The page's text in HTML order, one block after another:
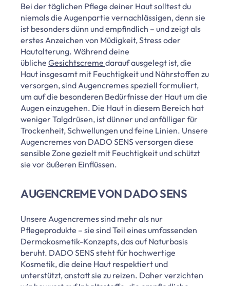
Bei der täglichen Pflege deiner Haut solltest du
niemals die Augenpartie vernachlässigen, denn sie
ist besonders dünn und empfindlich – und zeigt als
erstes Anzeichen von Müdigkeit, Stress oder
Hautalterung. Während deine
übliche Gesichtscreme darauf ausgelegt ist, die
Haut insgesamt mit Feuchtigkeit und Nährstoffen zu
versorgen, sind Augencremes speziell formuliert,
um auf die besonderen Bedürfnisse der Haut um die
Augen einzugehen. Die Haut in diesem Bereich hat
weniger Talgdrüsen, ist dünner und anfälliger für
Trockenheit, Schwellungen und feine Linien. Unsere
Augencremes von DADO SENS versorgen diese
sensible Zone gezielt mit Feuchtigkeit und schützt
sie vor äußeren Einflüssen.
AUGENCREME VON DADO SENS
Unsere Augencremes sind mehr als nur
Pflegeprodukte – sie sind Teil eines umfassenden
Dermakosmetik-Konzepts, das auf Naturbasis
beruht. DADO SENS steht für hochwertige
Kosmetik, die deine Haut respektiert und
unterstützt, anstatt sie zu reizen. Daher verzichten